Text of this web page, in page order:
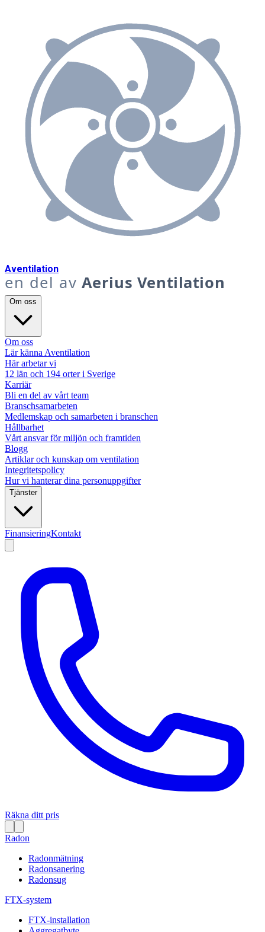
Aventilation
en del av Aerius Ventilation
Om oss
Om oss
Lär känna Aventilation
Här arbetar vi
12 län och 194 orter i Sverige
Karriär
Bli en del av vårt team
Branschsamarbeten
Medlemskap och samarbeten i branschen
Hållbarhet
Vårt ansvar för miljön och framtiden
Blogg
Artiklar och kunskap om ventilation
Integritetspolicy
Hur vi hanterar dina personuppgifter
Tjänster
FinansieringKontakt
Räkna ditt pris
Radon
Radonmätning
Radonsanering
Radonsug
FTX-system
FTX-installation